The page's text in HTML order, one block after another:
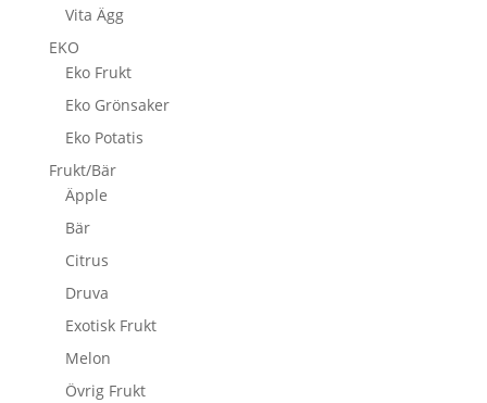
Vita Ägg
EKO
Eko Frukt
Eko Grönsaker
Eko Potatis
Frukt/Bär
Äpple
Bär
Citrus
Druva
Exotisk Frukt
Melon
Övrig Frukt